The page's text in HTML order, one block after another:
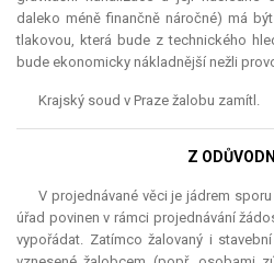
daleko méně finančně náročné) má
tlakovou, která bude z technického
bude ekonomicky nákladnější nežli
Krajský soud v Praze žalobu zamítl.
Z
V projednávané věci je jádrem
úřad povinen v rámci projednávání
vypořádat. Zatímco žalovaný i